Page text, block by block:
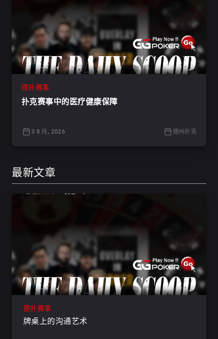
德扑赛事
扑克赛事中的医疗健康保障
3 8 月, 2026 德州扑克
最新文章
德扑赛事
牌桌上的沟通艺术